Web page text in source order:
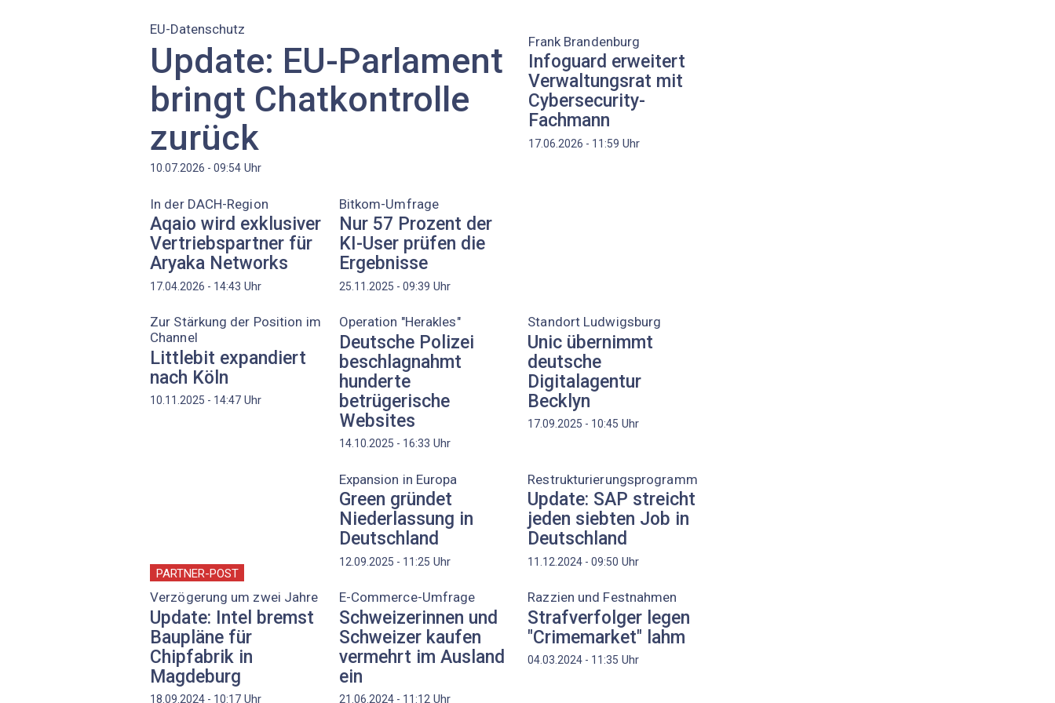
EU-Datenschutz
Update: EU-Parlament
bringt Chatkontrolle
zurück
10.07.2026 - 09:54 Uhr
Frank Brandenburg
Infoguard erweitert
Verwaltungsrat mit
Cybersecurity-
Fachmann
17.06.2026 - 11:59 Uhr
In der DACH-Region
Aqaio wird exklusiver
Vertriebspartner für
Aryaka Networks
17.04.2026 - 14:43 Uhr
Bitkom-Umfrage
Nur 57 Prozent der
KI-User prüfen die
Ergebnisse
25.11.2025 - 09:39 Uhr
Zur Stärkung der Position im
Channel
Littlebit expandiert
nach Köln
10.11.2025 - 14:47 Uhr
Operation "Herakles"
Deutsche Polizei
beschlagnahmt
hunderte
betrügerische
Websites
14.10.2025 - 16:33 Uhr
Standort Ludwigsburg
Unic übernimmt
deutsche
Digitalagentur
Becklyn
17.09.2025 - 10:45 Uhr
Expansion in Europa
Green gründet
Niederlassung in
Deutschland
12.09.2025 - 11:25 Uhr
Restrukturierungsprogramm
Update: SAP streicht
jeden siebten Job in
Deutschland
11.12.2024 - 09:50 Uhr
PARTNER-POST
Verzögerung um zwei Jahre
Update: Intel bremst
Baupläne für
Chipfabrik in
Magdeburg
18.09.2024 - 10:17 Uhr
E-Commerce-Umfrage
Schweizerinnen und
Schweizer kaufen
vermehrt im Ausland
ein
21.06.2024 - 11:12Uhr
Razzien und Festnahmen
Strafverfolger legen
"Crimemarket" lahm
04.03.2024 - 11:35 Uhr